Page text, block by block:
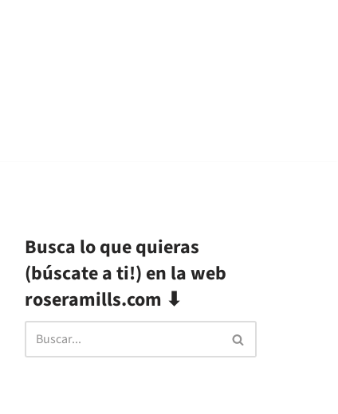
Busca lo que quieras
(búscate a ti!) en la web
roseramills.com ⬇